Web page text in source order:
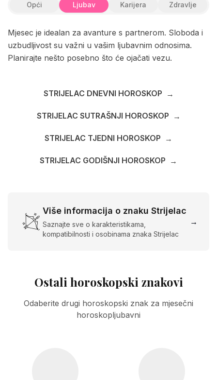
Opći Ljubav Karijera Zdravlje
Mjesec je idealan za avanture s partnerom. Sloboda i
uzbudljivost su važni u vašim ljubavnim odnosima.
Planirajte nešto posebno što će ojačati vezu.
STRIJELAC DNEVNI HOROSKOP →
STRIJELAC SUTRAŠNJI HOROSKOP →
STRIJELAC TJEDNI HOROSKOP →
STRIJELAC GODIŠNJI HOROSKOP →
Više informacija o znaku Strijelac
Saznajte sve o karakteristikama,
kompatibilnosti i osobinama znaka Strijelac
→
Ostali horoskopski znakovi
Odaberite drugi horoskopski znak za mjesečni
horoskopljubavni